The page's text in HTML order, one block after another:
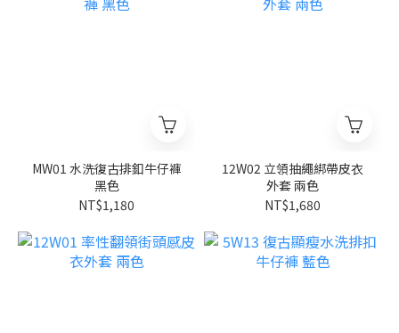
MW01 水洗復古排釦牛仔褲
黑色
NT$1,180
12W02 立領抽繩綁帶皮衣
外套 兩色
NT$1,680